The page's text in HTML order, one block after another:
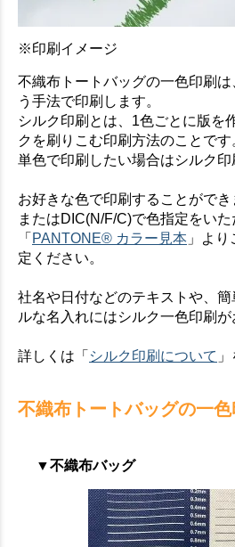
※印刷イメージ
不織布トートバッグの一色印刷
う手法で印刷します。
シルク印刷とは、1色ごとに版を
クを刷りこむ印刷方法のことです
単色で印刷したい場合はシルク印
お好きな色で印刷することがで
またはDIC(N/F/C)で色指定をいた
「 PANTONE® カラー見本 」よ
定ください。
社名や日付などのテキストや、
ルな名入れにはシルク一色印刷が
詳しくは「 シルク印刷について
不織布トートバッグの一
▼不織布バッグ